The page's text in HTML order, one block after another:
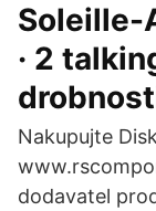
Soleille-
· 2
Nakupujte
dodavatel